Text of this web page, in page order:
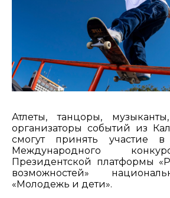
Атлеты, танцоры,
организаторы событий из
смогут принять участие
Международного
Президентской платформы
возможностей»
«Молодежь и дети».